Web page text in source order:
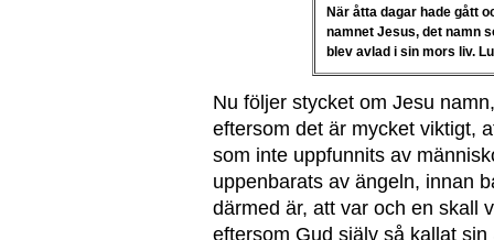
När åtta dagar hade gått
namnet Jesus, det namn
blev avlad i sin mors liv.
Nu följer stycket om Jesu
eftersom det är mycket viktigt,
som inte uppfunnits av
uppenbarats av ängeln, innan
därmed är, att var och en skall
eftersom Gud själv så kallat sin